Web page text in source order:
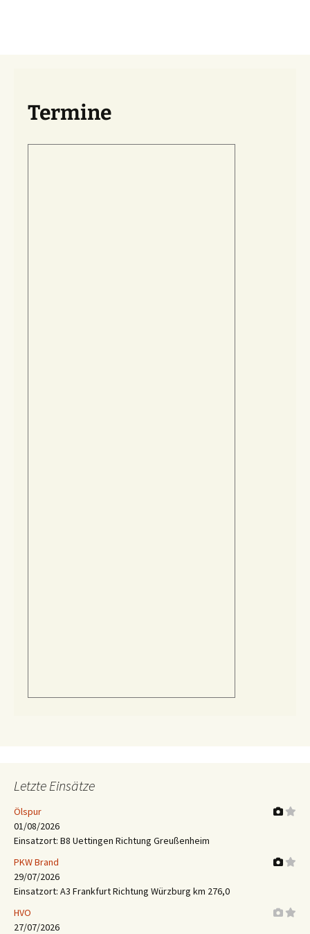
Termine
Letzte Einsätze
Ölspur
01/08/2026
Einsatzort: B8 Uettingen Richtung Greußenheim
PKW Brand
29/07/2026
Einsatzort: A3 Frankfurt Richtung Würzburg km 276,0
HVO
27/07/2026